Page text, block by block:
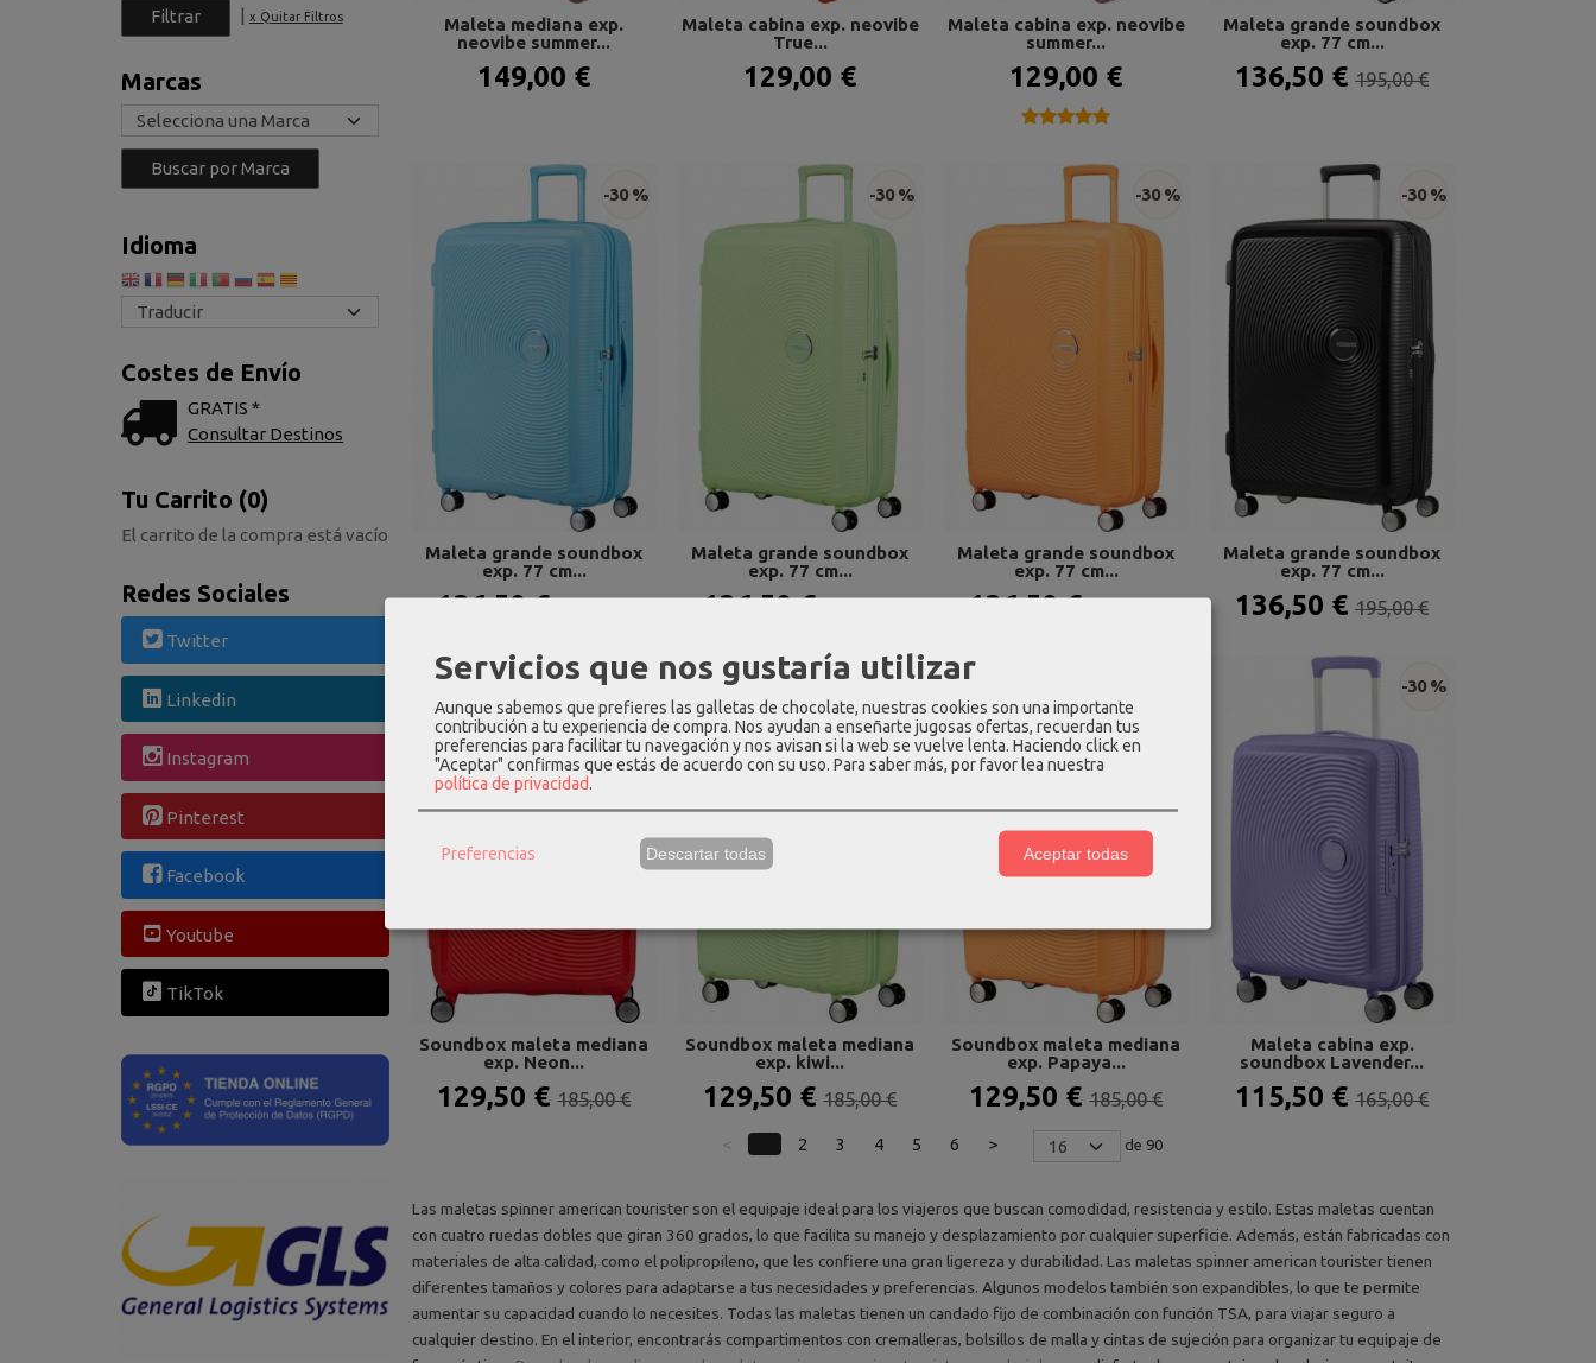
| x Quitar Filtros
Marcas
Idioma
Costes de Envío
GRATIS *
Consultar Destinos
Tu Carrito (0)
El carrito de la compra está vacío
Redes Sociales
Twitter
Linkedin
Instagram
Pinterest
Facebook
Youtube
TikTok
Maleta mediana exp.
neovibe summer...
149,00 €
Maleta cabina exp. neovibe
True...
129,00 €
Maleta cabina exp. neovibe
summer...
129,00 €
★★★★★
★★★★★
Maleta grande soundbox
exp. 77 cm...
136,50 €195,00 €
-30 %
Maleta grande soundbox
exp. 77 cm...
136,50 €
-30 %
Maleta grande soundbox
exp. 77 cm...
136,50 €
-30 %
Maleta grande soundbox
exp. 77 cm...
136,50 €
-30 %
Maleta grande soundbox
exp. 77 cm...
136,50 €195,00 €
-30 %
Soundbox maleta mediana
exp. Neon...
129,50 €185,00 €
-30 %
Soundbox maleta mediana
exp. kiwi...
129,50 €185,00 €
Soundbox maleta mediana
exp. Papaya...
129,50 €185,00 €
-30 %
Maleta cabina exp.
soundbox Lavender...
115,50 €165,00 €
2 3 4 5 6 > de 90
Las maletas spinner american tourister son el equipaje ideal para los viajeros que buscan comodidad, resistencia y estilo. Estas maletas cuentan
con cuatro ruedas dobles que giran 360 grados, lo que facilita su manejo y desplazamiento por cualquier superficie. Además, están fabricadas con
materiales de alta calidad, como el polipropileno, que les confiere una gran ligereza y durabilidad. Las maletas spinner american tourister tienen
diferentes tamaños y colores para adaptarse a tus necesidades y preferencias. Algunos modelos también son expandibles, lo que te permite
aumentar su capacidad cuando lo necesites. Todas las maletas tienen un candado fijo de combinación con función TSA, para viajar seguro a
cualquier destino. En el interior, encontrarás compartimentos con cremalleras, bolsillos de malla y cintas de sujeción para organizar tu equipaje de
Servicios que nos gustaría utilizar
Aunque sabemos que prefieres las galletas de chocolate, nuestras cookies son una importante
contribución a tu experiencia de compra. Nos ayudan a enseñarte jugosas ofertas, recuerdan tus
preferencias para facilitar tu navegación y nos avisan si la web se vuelve lenta. Haciendo click en
"Aceptar" confirmas que estás de acuerdo con su uso. Para saber más, por favor lea nuestra
política de privacidad.
Preferencias Descartar todas Aceptar todas